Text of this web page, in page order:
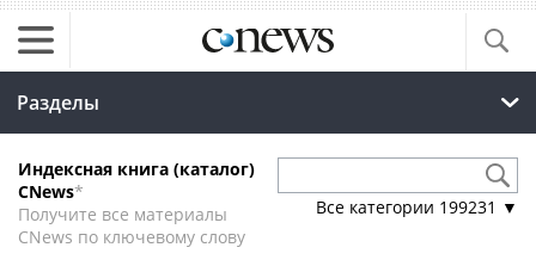
Разделы
Индексная книга (каталог)
CNews*
Получите все материалы
CNews по ключевому слову
Все категории 199231 ▼